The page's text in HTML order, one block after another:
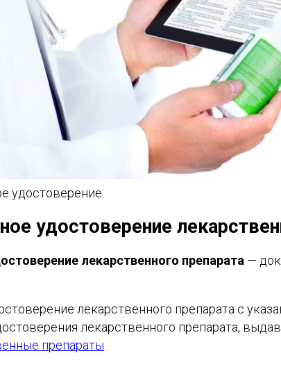
удостоверение
удостоверение
лекарственного препарата —
лекарственного препарата с
лекарственного препарата,
препараты